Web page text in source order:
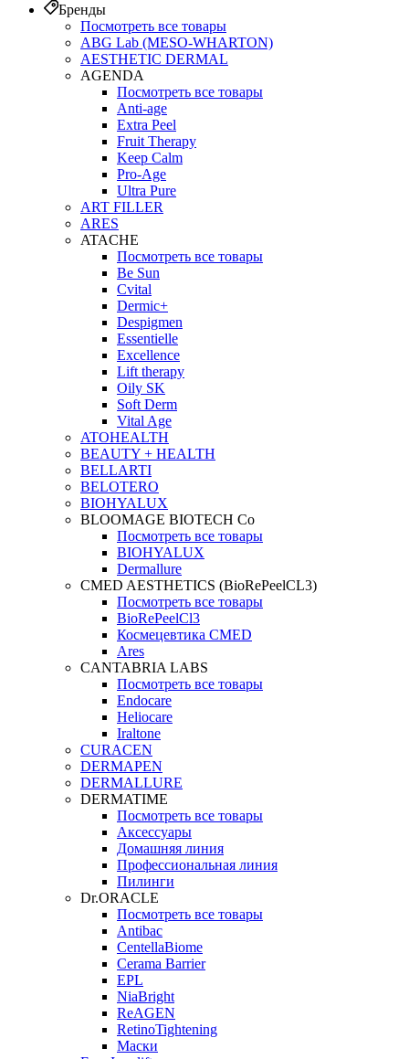
Бренды
Посмотреть все товары
ABG Lab (MESO-WHARTON)
AESTHETIC DERMAL
AGENDA
Посмотреть все товары
Anti-age
Extra Peel
Fruit Therapy
Keep Calm
Pro‑Age
Ultra Pure
ART FILLER
ARES
ATACHE
Посмотреть все товары
Be Sun
Cvital
Dermic+
Despigmen
Essentielle
Excellence
Lift therapy
Oily SK
Soft Derm
Vital Age
ATOHEALTH
BEAUTY + HEALTH
BELLARTI
BELOTERO
BIOHYALUX
BLOOMAGE BIOTECH Co
Посмотреть все товары
BIOHYALUX
Dermallure
CMED AESTHETICS (BioRePeelCL3)
Посмотреть все товары
BioRePeelCl3
Космецевтика CMED
Ares
CANTABRIA LABS
Посмотреть все товары
Endocare
Heliocare
Iraltone
CURACEN
DERMAPEN
DERMALLURE
DERMATIME
Посмотреть все товары
Аксессуары
Домашняя линия
Профессиональная линия
Пилинги
Dr.ORACLE
Посмотреть все товары
Antibac
CentellaBiome
Cerama Barrier
EPL
NiaBright
ReAGEN
RetinoTightening
Маски